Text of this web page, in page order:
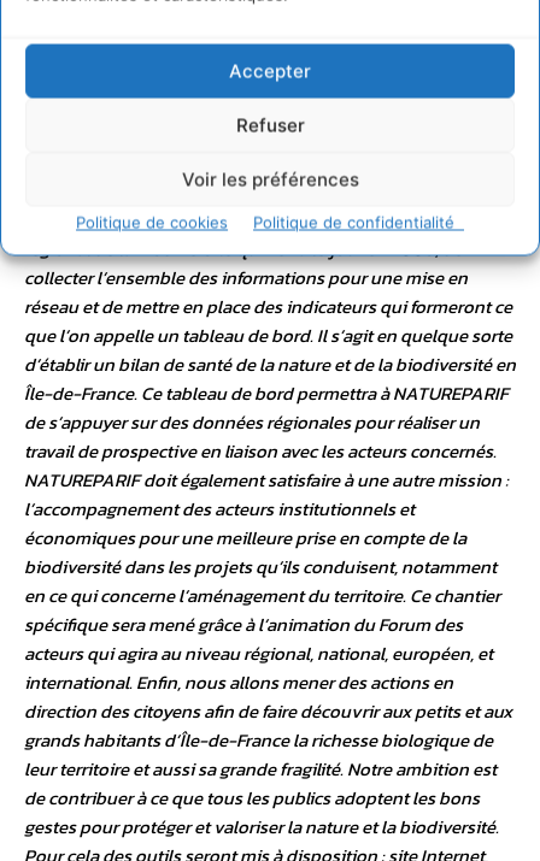
Accepter
Refuser
Voir les préférences
Politique de cookies Politique de confidentialité
plusieurs ordres. D’abord, nous avons en charge un volet de
compilation. Aujourd’hui une multitude d’organismes
publics ou associatifs sont détenteurs d’une partie des
données sur la biodiversité et la nature en Île-de-France.
territoriales, des associations environnementales et des
entreprises, se propose, via la création de l’Observatoire
régional de la Biodiversité qui verra le jour en 2008, de
collecter l’ensemble des informations pour une mise en
réseau et de mettre en place des indicateurs qui formeront ce
que l’on appelle un tableau de bord. Il s’agit en quelque sorte
d’établir un bilan de santé de la nature et de la biodiversité en
Île-de-France. Ce tableau de bord permettra à NATUREPARIF
de s’appuyer sur des données régionales pour réaliser un
travail de prospective en liaison avec les acteurs concernés.
NATUREPARIF doit également satisfaire à une autre mission :
l’accompagnement des acteurs institutionnels et
économiques pour une meilleure prise en compte de la
biodiversité dans les projets qu’ils conduisent, notamment
en ce qui concerne l’aménagement du territoire. Ce chantier
spécifique sera mené grâce à l’animation du Forum des
acteurs qui agira au niveau régional, national, européen, et
international. Enfin, nous allons mener des actions en
direction des citoyens afin de faire découvrir aux petits et aux
grands habitants d’Île-de-France la richesse biologique de
leur territoire et aussi sa grande fragilité. Notre ambition est
de contribuer à ce que tous les publics adoptent les bons
gestes pour protéger et valoriser la nature et la biodiversité.